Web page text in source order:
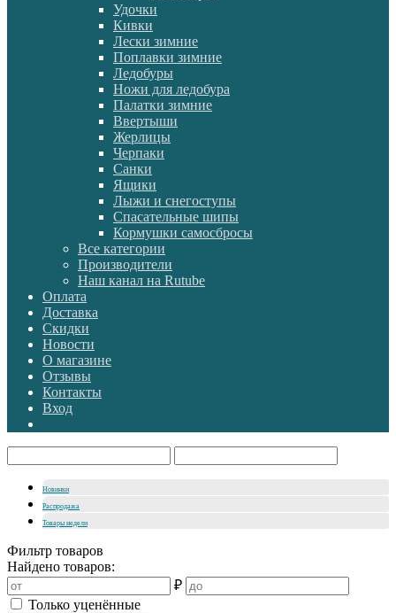
Удочки
Кивки
Лески зимние
Поплавки зимние
Ледобуры
Ножи для ледобура
Палатки зимние
Ввертыши
Жерлицы
Черпаки
Санки
Ящики
Лыжи и снегоступы
Спасательные шипы
Кормушки самосбросы
Все категории
Производители
Наш канал на Rutube
Оплата
Доставка
Скидки
Новости
О магазине
Отзывы
Контакты
Вход
Новинки
Распродажа
Товары недели
Фильтр товаров
Найдено товаров:
₽
Только уценённые